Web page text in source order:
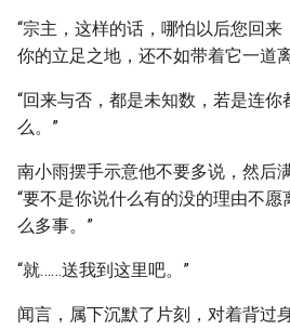
“宗主，这样的话，哪怕以后您回
你的立足之地，还不如带着它一道
“回来与否，都是未知数，若是连
么。”
南小雨摆手示意他不要多说，然后
“要不是你说什么有的没的理由不
么多事。”
“就……送我到这里吧。”
闻言，属下沉默了片刻，对着背过